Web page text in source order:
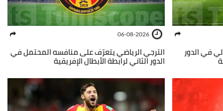
في الدور
06-08-2026
الترجي الرياضي يتعرّف على منافسه المحتمل في
الدور الثاني لرابطة الأبطال الإفريقية